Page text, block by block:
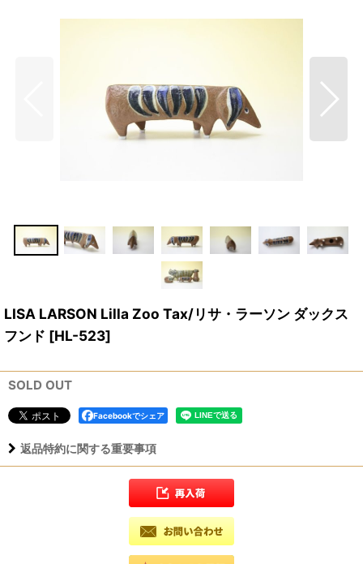
LISA LARSON Lilla Zoo Tax/リサ・ラーソン ダックス
フンド [HL-523]
SOLD OUT
Facebookでシェア
返品特約に関する重要事項